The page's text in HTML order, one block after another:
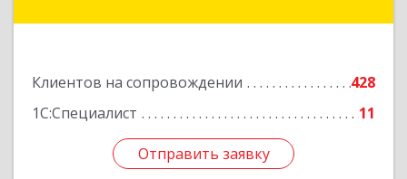
Клиентов на сопровождении
428
1С:Специалист
11
Отправить заявку
Отправить заявку